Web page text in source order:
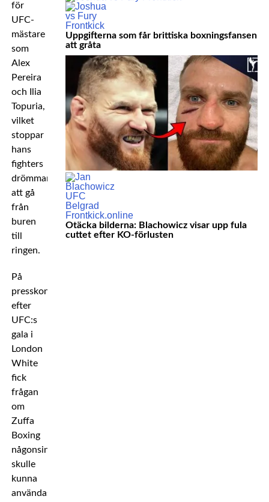
för
UFC-
mästare
som
Alex
Pereira
och Ilia
Topuria,
vilket
stoppar
hans
fighters
drömmar
att gå
från
buren
till
ringen.
På
presskonferensen
efter
UFC:s
gala i
London
White
fick
frågan
om
Zuffa
Boxing
någonsin
skulle
kunna
användas
Uppgifterna som får brittiska boxningsfansen
att gråta
Otäcka bilderna: Blachowicz visar upp fula
cuttet efter KO-förlusten